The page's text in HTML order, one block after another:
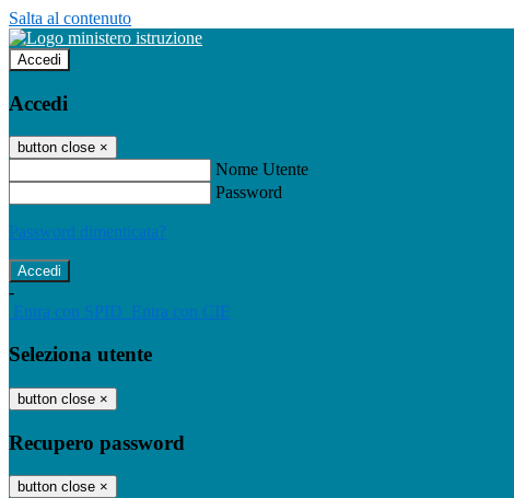
Salta al contenuto
Accedi
Accedi
button close ×
Nome Utente
Password
Password dimenticata?
-
Entra con SPID Entra con CIE
Seleziona utente
button close ×
Recupero password
button close ×